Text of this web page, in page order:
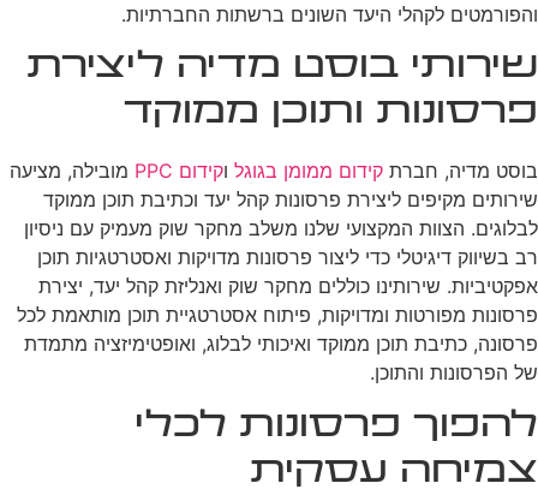
והפורמטים לקהלי היעד השונים ברשתות החברתיות.
שירותי בוסט מדיה ליצירת
פרסונות ותוכן ממוקד
בוסט מדיה, חברת קידום ממומן בגוגל וקידום PPC
מובילה, מציעה
שירותים מקיפים ליצירת פרסונות קהל יעד וכתיבת תוכן ממוקד
לבלוגים. הצוות המקצועי שלנו משלב מחקר שוק מעמיק עם ניסיון
רב בשיווק דיגיטלי כדי ליצור פרסונות מדויקות ואסטרטגיות תוכן
אפקטיביות. שירותינו כוללים מחקר שוק ואנליזת קהל יעד, יצירת
פרסונות מפורטות ומדויקות, פיתוח אסטרטגיית תוכן מותאמת לכל
פרסונה, כתיבת תוכן ממוקד ואיכותי לבלוג, ואופטימיזציה מתמדת
של הפרסונות והתוכן.
להפוך פרסונות לכלי
צמיחה עסקית